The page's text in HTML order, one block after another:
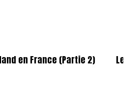
en France (Partie 2) Les